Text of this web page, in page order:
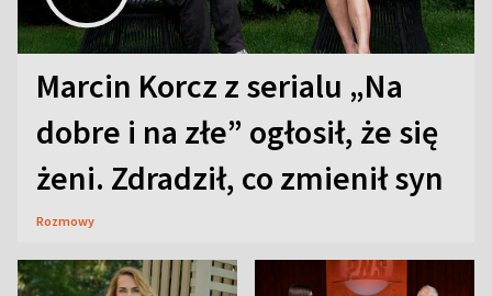
Marcin Korcz z serialu „Na
dobre i na złe” ogłosił, że się
żeni. Zdradził, co zmienił syn
Rozmowy